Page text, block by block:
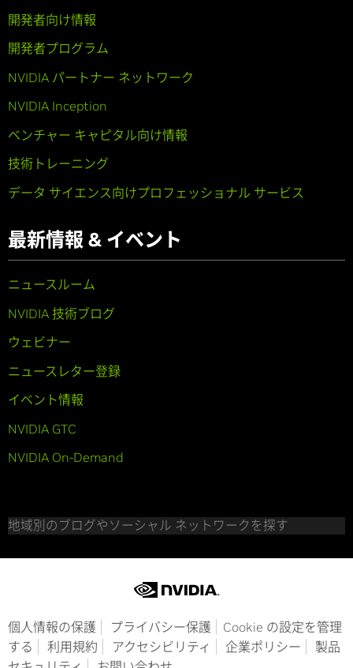
開発者向け情報
開発者プログラム
NVIDIA パートナー ネットワーク
NVIDIA Inception
ベンチャー キャピタル向け情報
技術トレーニング
データ サイエンス向けプロフェッショナル サービス
最新情報 & イベント
ニュースルーム
NVIDIA 技術ブログ
ウェビナー
ニュースレター登録
イベント情報
NVIDIA GTC
NVIDIA On-Demand
地域別のブログやソーシャル ネットワークを探す
個人情報の保護 プライバシー保護
Cookie の設定を管理
する
利用規約 アクセシビリティ 企業ポリシー
製品